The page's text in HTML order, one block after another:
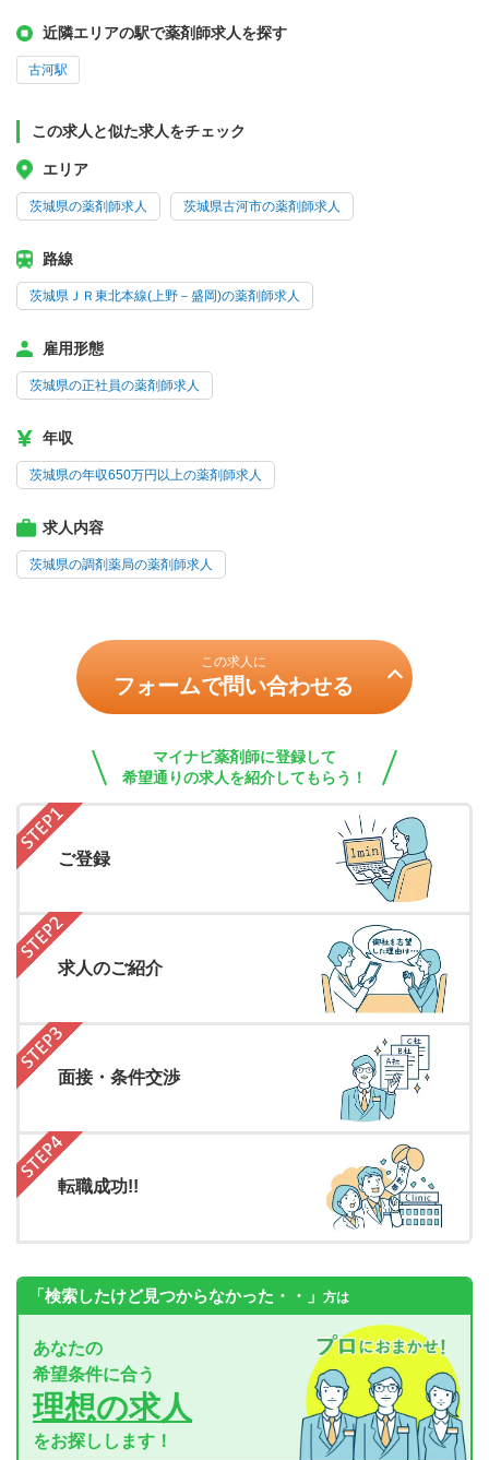
近隣エリアの駅で薬剤師求人を探す
古河駅
この求人と似た求人をチェック
エリア
茨城県の薬剤師求人 茨城県古河市の薬剤師求人
路線
茨城県ＪＲ東北本線(上野－盛岡)の薬剤師求人
雇用形態
茨城県の正社員の薬剤師求人
年収
茨城県の年収650万円以上の薬剤師求人
求人内容
茨城県の調剤薬局の薬剤師求人
この求人に
フォームで問い合わせる
マイナビ薬剤師に登録して
希望通りの求人を紹介してもらう！
ご登録
求人のご紹介
面接・条件交渉
転職成功!!
「検索したけど見つからなかった・・」 方は
あなたの
希望条件に合う
理想の求人
をお探しします！